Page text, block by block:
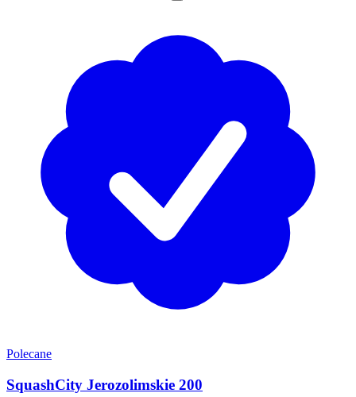
Polecane
SquashCity Jerozolimskie 200